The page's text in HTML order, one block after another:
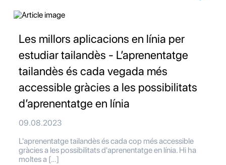
Les millors aplicacions en línia per
estudiar tailandès - L’aprenentatge
tailandès és cada vegada més
accessible gràcies a les possibilitats
d’aprenentatge en línia
09.08.2023
L'aprenentatge tailandès és cada cop més accessible
gràcies a les possibilitats d'aprenentatge en línia. Hi ha
moltes a […]